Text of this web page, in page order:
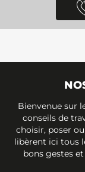
Bienvenue sur
conseils de
choisir, poser
libèrent ici tous
bons gestes